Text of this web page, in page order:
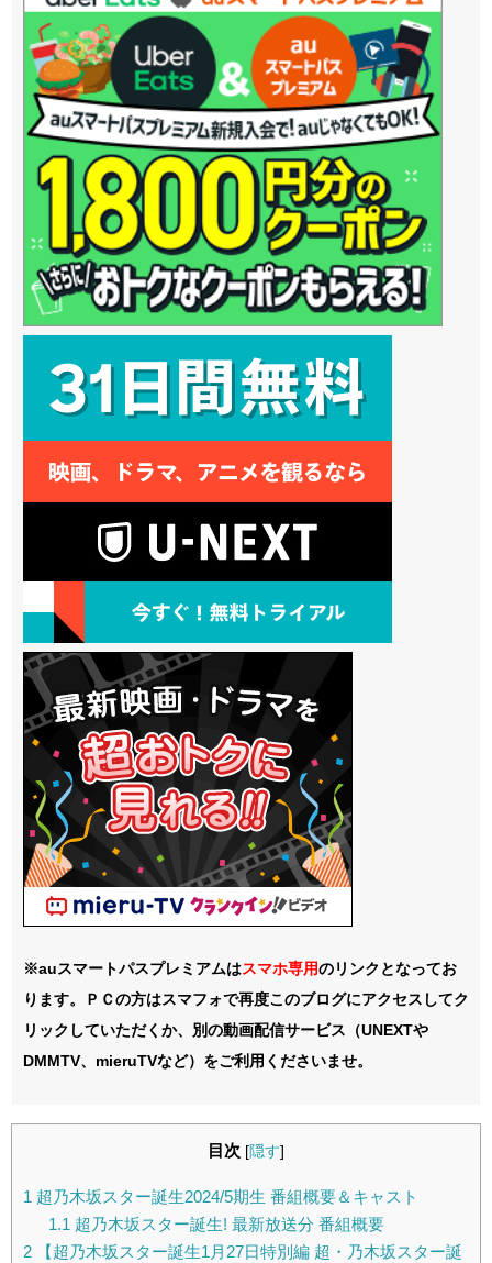
※auスマートパスプレミアムはスマホ専用のリンクとなってお
ります。ＰＣの方はスマフォで再度このブログにアクセスしてク
リックしていただくか、別の動画配信サービス（UNEXTや
DMMTV、mieruTVなど）をご利用くださいませ。
目次 [隠す]
1 超乃木坂スター誕生2024/5期生 番組概要＆キャスト
1.1 超乃木坂スター誕生! 最新放送分 番組概要
2 【超乃木坂スター誕生1月27日特別編 超・乃木坂スター誕